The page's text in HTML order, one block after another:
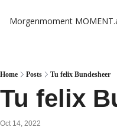
Morgenmoment
Home Posts Tu felix Bundesheer
Tu felix
Oct 14, 2022